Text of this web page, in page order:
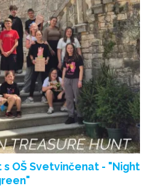
OŠ Svetvinčenat - "Night